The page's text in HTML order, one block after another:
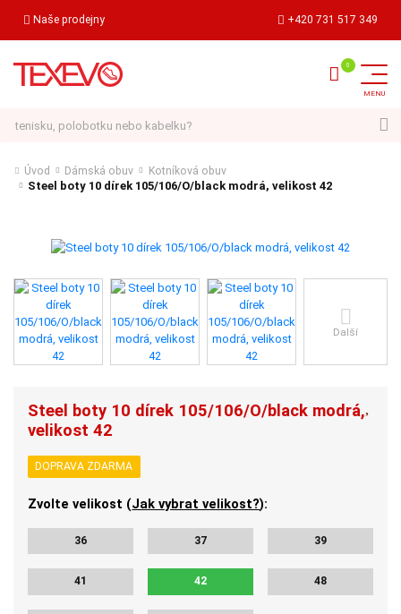
Naše prodejny +420 731 517 349
Úvod Dámská obuv Kotníková obuv
Steel boty 10 dírek 105/106/O/black modrá, velikost 42
Další
Steel boty 10 dírek 105/106/O/black modrá,
velikost 42
DOPRAVA ZDARMA
Zvolte velikost (Jak vybrat velikost?):
36 37 39
41 42 48